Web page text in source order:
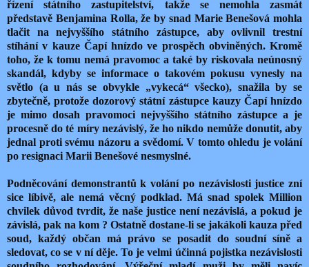
řízení státního zastupitelství, takže se nemohla zasmát
představě Benjamina Rolla, že by snad Marie Benešová mohla
tlačit na nejvyššího státního zástupce, aby ovlivnil trestní
stíhání v kauze Čapí hnízdo ve prospěch obviněných. Kromě
toho, že k tomu nemá pravomoc a také by riskovala neúnosný
skandál, kdyby se informace o takovém pokusu vynesly na
světlo (a u nás se obvykle „vykecá“ všecko), snažila by se
zbytečně, protože dozorový státní zástupce kauzy Čapí hnízdo
je mimo dosah pravomoci nejvyššího státního zástupce a je
procesně do té míry nezávislý, že ho nikdo nemůže donutit, aby
jednal proti svému názoru a svědomí. V tomto ohledu je volání
po resignaci Marii Benešové nesmyslné.
Podněcování demonstrantů k volání po nezávislosti justice zní
sice líbivě, ale nemá věcný podklad. Má snad spolek Million
chvilek důvod tvrdit, že naše justice není nezávislá, a pokud je
závislá, pak na kom ? Ostatně dostane-li se jakákoli kauza před
soud, každý občan má právo se posadit do soudní síně a
sledovat, co se v ní děje. To je velmi účinná pojistka nezávislosti